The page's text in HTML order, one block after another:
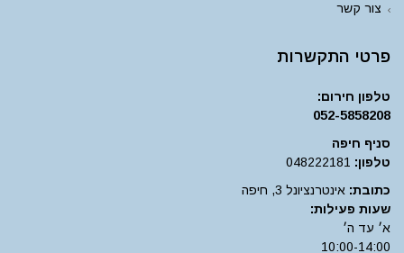
צור קשר
פרטי התקשרות
טלפון חירום:
052-5858208
סניף חיפה
טלפון: 048222181
כתובת: אינטרנציונל 3, חיפה
שעות פעילות:
א׳ עד ה׳
10:00-14:00